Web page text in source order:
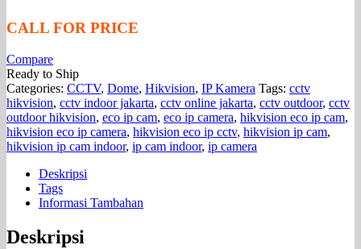
CALL FOR PRICE
Compare
Ready to Ship
Categories: CCTV, Dome, Hikvision, IP Kamera Tags: cctv
hikvision, cctv indoor jakarta, cctv online jakarta, cctv outdoor, cctv
outdoor hikvision, eco ip cam, eco ip camera, hikvision eco ip cam,
hikvision eco ip camera, hikvision eco ip cctv, hikvision ip cam,
hikvision ip cam indoor, ip cam indoor, ip camera
Deskripsi
Tags
Informasi Tambahan
Deskripsi